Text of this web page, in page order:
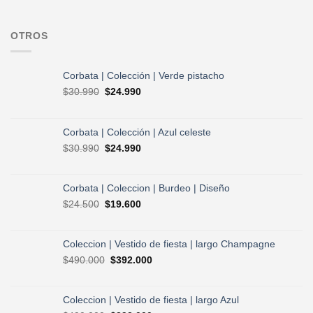
OTROS
Corbata | Colección | Verde pistacho
$30.990 El
era:
$24.990El
es:
$24.990.
Corbata | Colección | Azul celeste
$30.990 El
era:
$30.990.
$24.990El
es:
Corbata | Coleccion | Burdeo | Diseño
$24.500 El
era:
$24.500.
$19.600El
es:
Coleccion | Vestido de fiesta | largo Champagne
$490.000 El
era:
$490.000.
$392.000El
es:
Coleccion | Vestido de fiesta | largo Azul